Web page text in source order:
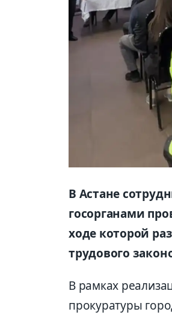
В Астане
госорганами
ходе которой
трудового
В рамках
прокуратуры